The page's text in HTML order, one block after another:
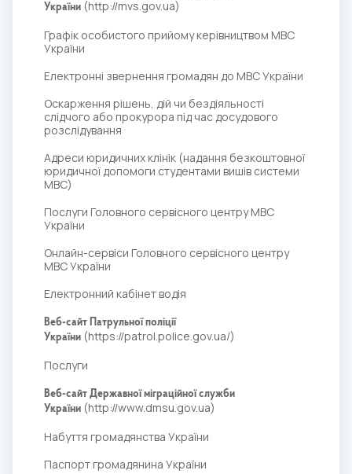
України (http://mvs.gov.ua)
Графік особистого прийому керівництвом МВС
України
Електронні звернення громадян до МВС України
Оскарження рішень, дій чи бездіяльності
слідчого або прокурора під час досудового
розслідування
Адреси юридичних клінік (надання безкоштовної
юридичної допомоги студентами вишів системи
МВС)
Послуги Головного сервісного центру МВС
України
Онлайн-сервіси Головного сервісного центру
МВС України
Електронний кабінет водія
Веб-сайт Патрульної поліції
України (https://patrol.police.gov.ua/)
Послуги
Веб-сайт Державної міграційної служби
України (http://www.dmsu.gov.ua)
Набуття громадянства України
Паспорт громадянина України